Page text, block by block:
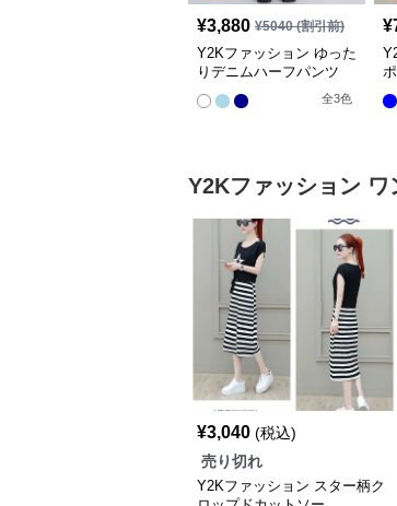
¥3,880 ¥5040(割引前)
Y2Kファッション ゆった
りデニムハーフパンツ
全3色
¥
Y2Kファッション ワ
¥3,040 (税込)
売り切れ
Y2Kファッション スター柄ク